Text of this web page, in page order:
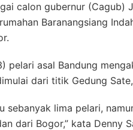
calon gubernur (Cagub)
Baranangsiang
pelari asal Bandung
dari titik Gedung
sebanyak lima pelari,
dari Bogor,” kata Denny